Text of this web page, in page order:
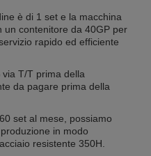
è di 1 set e la macchina
un contenitore da 40GP per
rapido ed efficiente
T/T prima della
da pagare prima della
set al mese, possiamo
in modo
resistente 350H.